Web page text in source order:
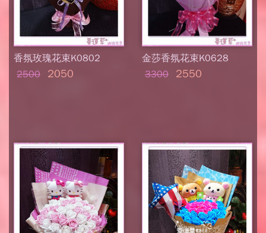
香氛玫瑰花束K0802
2500
2050
金莎香氛花束K0628
3300
2550